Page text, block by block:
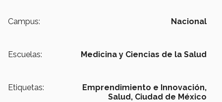
Campus: Nacional
Escuelas: Medicina y Ciencias de la Salud
Etiquetas:
Emprendimiento e Innovación,
Salud, Ciudad de México